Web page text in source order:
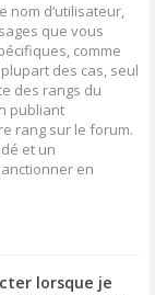
nom d’utilisateur,
que vous
comme
des cas, seul
des rangs du
publiant
rang sur le forum.
et un
en
lorsque je